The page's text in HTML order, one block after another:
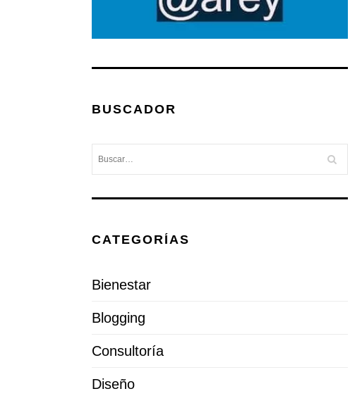
BUSCADOR
CATEGORÍAS
Bienestar
Blogging
Consultoría
Diseño